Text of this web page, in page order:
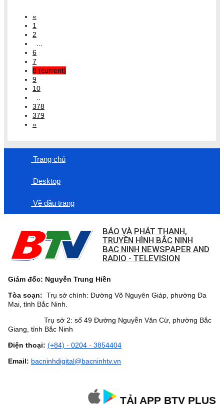
«
1
2
6
7
8 (current)
9
10
378
379
»
Trang chủ
Desktop
Về đầu trang
BÁO VÀ PHÁT THANH,
TRUYỀN HÌNH BẮC NINH
BAC NINH NEWSPAPER AND
RADIO - TELEVISION
Giám đốc: Nguyễn Trung Hiền
Tòa soạn: Trụ sở chính: Đường Võ Nguyên Giáp, phường Đa
Mai, tỉnh Bắc Ninh.
Trụ sở 2: số 49 Đường Nguyễn Văn Cừ, phường Bắc
Giang, tỉnh Bắc Ninh
Điện thoại: (+84) - 0204 - 3854404
Email: bacninhdigital@bacninhtv.vn
TẢI APP BTV PLUS